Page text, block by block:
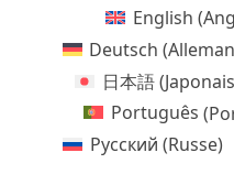
English (
Deutsch (
日本語(Japonais
Português (
Русский (Russe)